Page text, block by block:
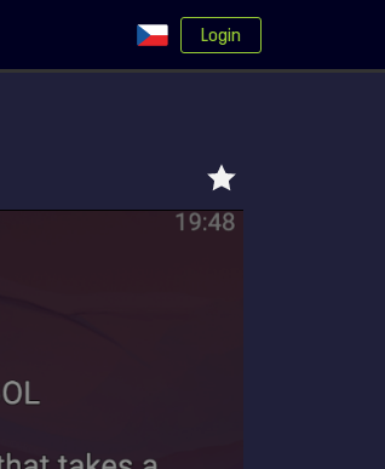
Login